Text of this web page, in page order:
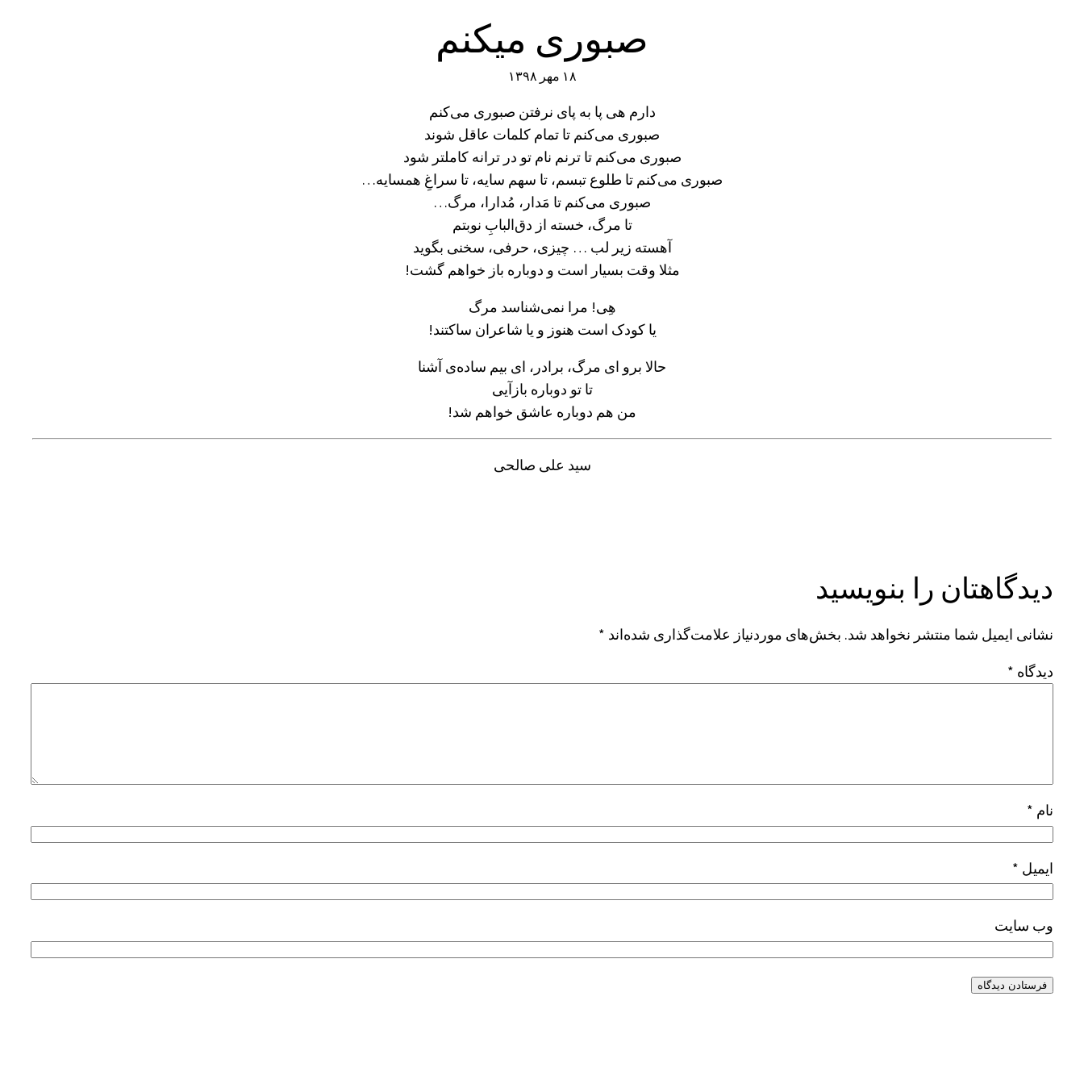
صبوری میکنم
۱۸ مهر ۱۳۹۸
دارم هی پا به پای نرفتن صبوری می‌کنم
صبوری می‌کنم تا تمام کلمات عاقل شوند
صبوری می‌کنم تا ترنم نام تو در ترانه کاملتر شود
صبوری می‌کنم تا طلوع تبسم، تا سهم سایه،‌ تا سراغِ همسایه…
صبوری می‌کنم تا مَدار، مُدارا، مرگ…
تا مرگ، خسته از دق‌البابِ نوبتم
آهسته زیر لب … چیزی، حرفی، سخنی بگوید
مثلا وقت بسیار است و دوباره باز خواهم گشت!
هِی! مرا نمی‌شناسد مرگ
یا کودک است هنوز و یا شاعران ساکتند!
حالا برو ای مرگ، برادر، ای بیم ساده‌ی آشنا
تا تو دوباره بازآیی
من هم دوباره عاشق خواهم شد!
سید علی صالحی
دیدگاهتان را بنویسید
نشانی ایمیل شما منتشر نخواهد شد. بخش‌های موردنیاز علامت‌گذاری شده‌اند *
دیدگاه *
نام *
ایمیل *
وب‌ سایت